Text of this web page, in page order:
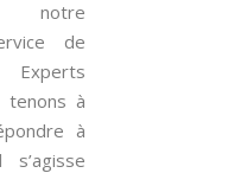
notre
de
Experts
tenons à
à
s’agisse